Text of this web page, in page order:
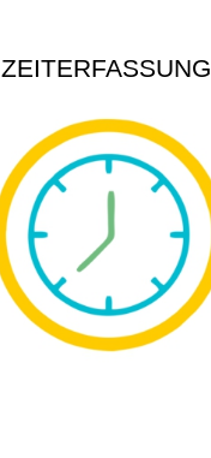
ZEITERFASSUNG